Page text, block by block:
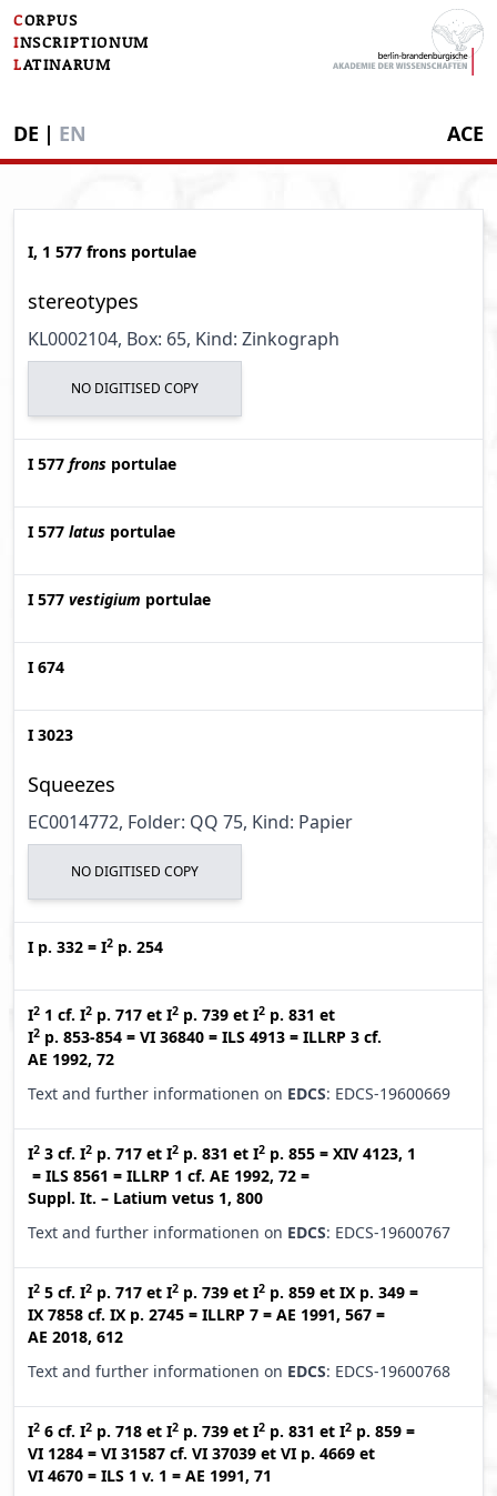
CORPUS
INSCRIPTIONUM
LATINARUM
DE | EN ACE
I, 1 577 frons portulae
stereotypes
KL0002104, Box: 65, Kind: Zinkograph
NO DIGITISED COPY
I 577 frons portulae
I 577 latus portulae
I 577 vestigium portulae
I 674
I 3023
Squeezes
EC0014772, Folder: QQ 75, Kind: Papier
NO DIGITISED COPY
I p. 332 = I2 p. 254
I2 1 cf. I2 p. 717 et I2 p. 739 et I2 p. 831 et
I2 p. 853-854 = VI 36840 = ILS 4913 = ILLRP 3 cf.
AE 1992, 72
Text and further informationen on EDCS: EDCS-19600669
I2 3 cf. I2 p. 717 et I2 p. 831 et I2 p. 855 = XIV 4123, 1
= ILS 8561 = ILLRP 1 cf. AE 1992, 72 =
Suppl. It. – Latium vetus 1, 800
Text and further informationen on EDCS: EDCS-19600767
I2 5 cf. I2 p. 717 et I2 p. 739 et I2 p. 859 et IX p. 349 =
IX 7858 cf. IX p. 2745 = ILLRP 7 = AE 1991, 567 =
AE 2018, 612
Text and further informationen on EDCS: EDCS-19600768
I2 6 cf. I2 p. 718 et I2 p. 739 et I2 p. 831 et I2 p. 859 =
VI 1284 = VI 31587 cf. VI 37039 et VI p. 4669 et
VI 4670 = ILS 1 v. 1 = AE 1991, 71